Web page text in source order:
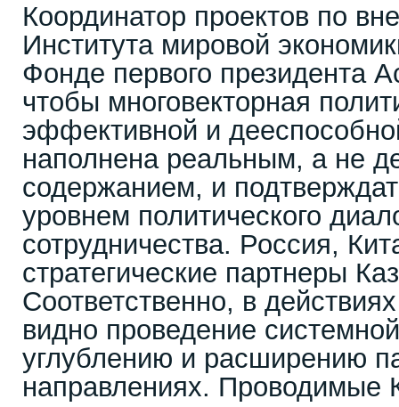
Координатор проектов по
Института мировой
Фонде первого президента
чтобы многовекторная
эффективной и
наполнена реальным, а не
содержанием, и
уровнем политического
сотрудничества. Россия,
стратегические партнеры
Соответственно, в
видно проведение
углублению и расширению
направлениях. Проводимые